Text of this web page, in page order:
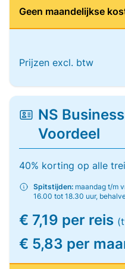
Geen maandelijkse
Prijzen excl. btw
NS
Voordeel
40% korting op alle
Spitstijden: maandag t/m
16.00 tot 18.30 uur,
€ 7,19 per reis
€ 5,83 per